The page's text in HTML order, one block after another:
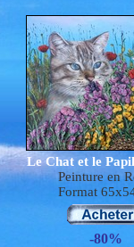
Le Chat et le
Peinture en
Format
-80%